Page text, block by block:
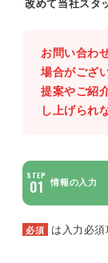
改めて当社スタ
お問い合わ
場合がござ
提案やご紹
し上げられ
STEP
01 情報の入力
必須 は入力必須